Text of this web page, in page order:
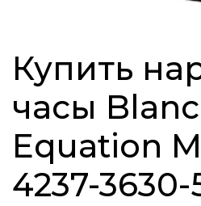
Купить
часы
Equation
4237-3630-